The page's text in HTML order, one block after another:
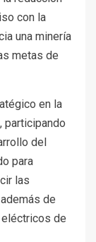
con la
una minería
metas de
en la
participando
del
para
las
de
de